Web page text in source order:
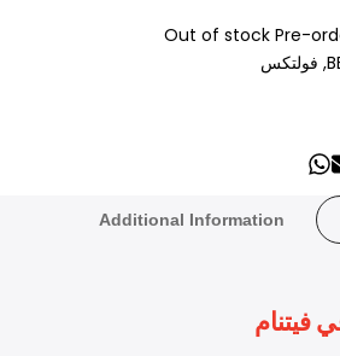
Pre-
Out of stock
فولتكس
Share
Whatsapp
Additional Information
فيتنام